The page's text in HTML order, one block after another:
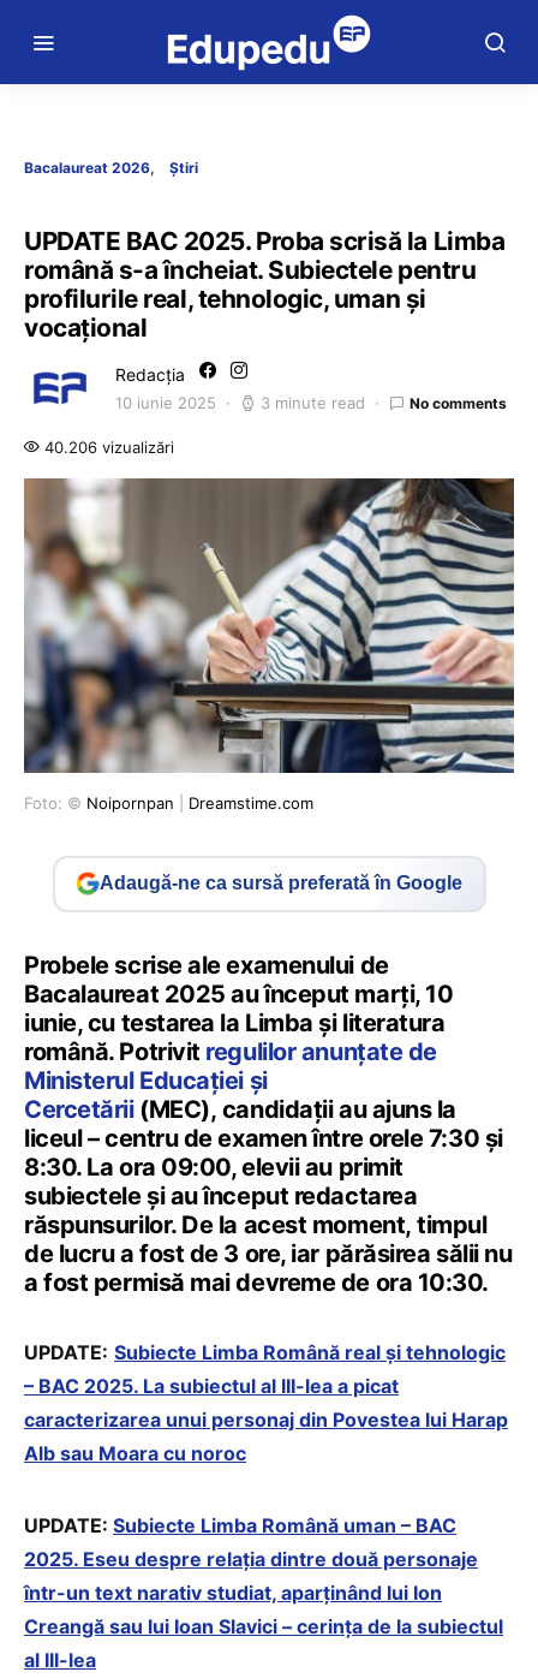
Bacalaureat 2026 Știri
UPDATE BAC 2025. Proba scrisă la Limba
română s-a încheiat. Subiectele pentru
profilurile real, tehnologic, uman și
vocațional
Redacția
10 iunie 2025 3 minute read No comments
40.206 vizualizări
Foto: © Noipornpan Dreamstime.com
Adaugă-ne ca sursă preferată în Google
Probele scrise ale examenului de
Bacalaureat 2025 au început marți, 10
iunie, cu testarea la Limba și literatura
română. Potrivit regulilor anunțate de
Ministerul Educației și
Cercetării(MEC), candidații au ajuns la
liceul – centru de examen între orele 7:30 și
8:30. La ora 09:00, elevii au primit
subiectele și au început redactarea
răspunsurilor. De la acest moment, timpul
de lucru a fost de 3 ore, iar părăsirea sălii nu
a fost permisă mai devreme de ora 10:30.
UPDATE: Subiecte Limba Română real și tehnologic
– BAC 2025. La subiectul al III-lea a picat
caracterizarea unui personaj din Povestea lui Harap
Alb sau Moara cu noroc
UPDATE: Subiecte Limba Română uman – BAC
2025. Eseu despre relația dintre două personaje
într-un text narativ studiat, aparținând lui Ion
Creangă sau lui Ioan Slavici – cerința de la subiectul
al III-lea